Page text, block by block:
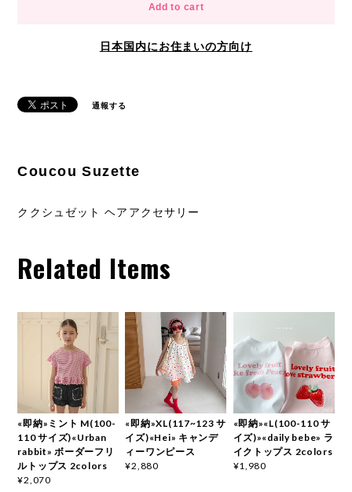
Add to cart
日本国内にお住まいの方向け
通報する
Coucou Suzette
ククシュゼット ヘアアクセサリー
Related Items
«即納»ミント M(100-
110 サイズ)«Urban
rabbit» ボーダーフリ
ルトップス 2colors
¥2,070
«即納»XL(117~123 サ
イズ)«Hei» キャンデ
ィーワンピース
¥2,880
«即納»«L(100-110 サ
イズ)»«daily bebe» ラ
イクトップス 2colors
¥1,980